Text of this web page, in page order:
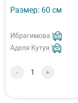
Размер: 60 см
Ибрагимова
Аделя Кутуя
- +